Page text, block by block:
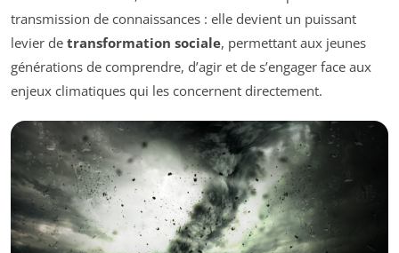
transmission de connaissances : elle devient un puissant
levier de transformation sociale, permettant aux jeunes
générations de comprendre, d’agir et de s’engager face aux
enjeux climatiques qui les concernent directement.